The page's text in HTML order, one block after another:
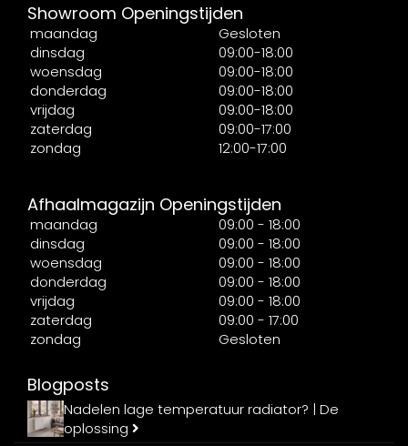
Showroom Openingstijden
maandag
Gesloten
dinsdag
09:00-18:00
woensdag
09:00-18:00
donderdag
09:00-18:00
vrijdag
09:00-18:00
zaterdag
09:00-17:00
zondag
12:00-17:00
Afhaalmagazijn Openingstijden
maandag
09:00 - 18:00
dinsdag
09:00 - 18:00
woensdag
09:00 - 18:00
donderdag
09:00 - 18:00
vrijdag
09:00 - 18:00
zaterdag
09:00 - 17:00
zondag
Gesloten
Blogposts
Nadelen lage temperatuur radiator? | De
oplossing